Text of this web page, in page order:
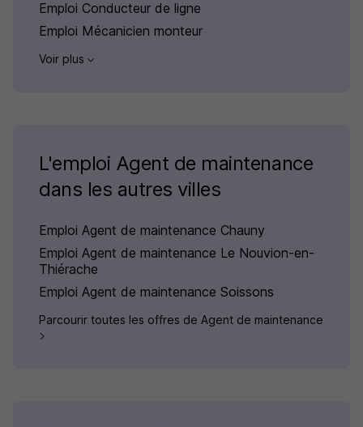
Emploi Conducteur de ligne
Emploi Mécanicien monteur
Voir plus
L'emploi Agent de maintenance
dans les autres villes
Emploi Agent de maintenance Chauny
Emploi Agent de maintenance Le Nouvion-en-
Thiérache
Emploi Agent de maintenance Soissons
Parcourir toutes les offres de Agent de maintenance